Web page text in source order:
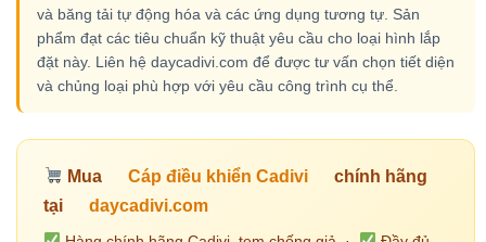
và băng tải tự động hóa và các ứng dụng tương tự. Sản
phẩm đạt các tiêu chuẩn kỹ thuật yêu cầu cho loại hình lắp
đặt này. Liên hệ daycadivi.com để được tư vấn chọn tiết diện
và chủng loại phù hợp với yêu cầu công trình cụ thể.
Mua Cáp điều khiển Cadivi
chính hãng
tại
daycadivi.com